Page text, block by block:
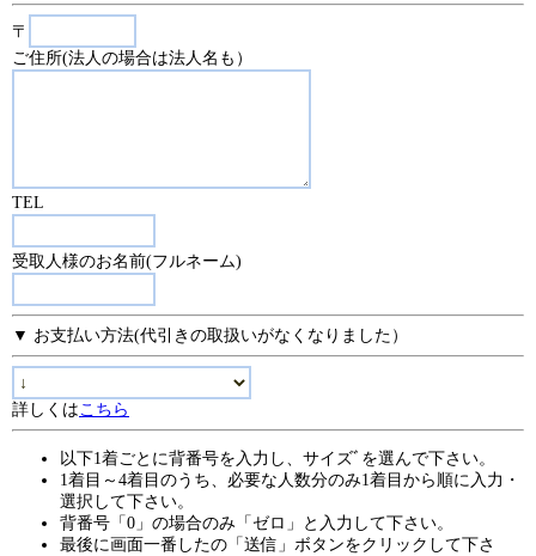
〒
ご住所(法人の場合は法人名も）
TEL
受取人様のお名前(フルネーム)
▼ お支払い方法(代引きの取扱いがなくなりました）
詳しくはこちら
以下1着ごとに背番号を入力し、サイズﾞを選んで下さい。
1着目～4着目のうち、必要な人数分のみ1着目から順に入力・
選択して下さい。
背番号「0」の場合のみ「ゼロ」と入力して下さい。
最後に画面一番したの「送信」ボタンをクリックして下さ